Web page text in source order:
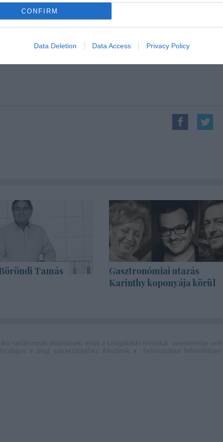
CONFIRM
Data Deletion Data Access Privacy Policy
Tamás
Gasztronómiai utazás
Karinthy koponyája körül